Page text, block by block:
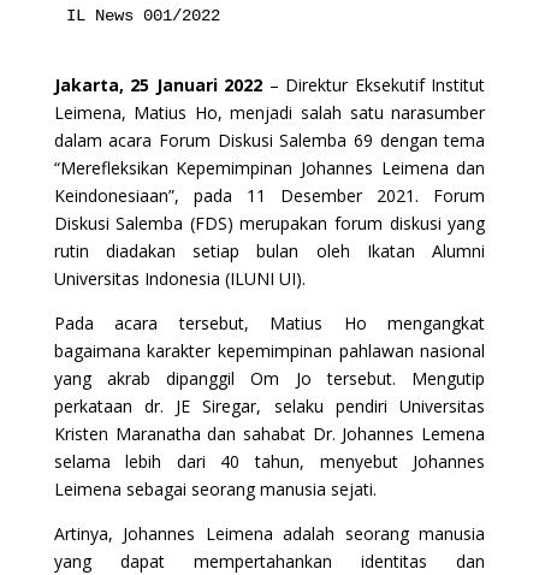
IL News 001/2022
Jakarta, 25 Januari 2022 – Direktur Eksekutif Institut
Leimena, Matius Ho, menjadi salah satu narasumber
dalam acara Forum Diskusi Salemba 69 dengan tema
“Merefleksikan Kepemimpinan Johannes Leimena dan
Keindonesiaan”, pada 11 Desember 2021. Forum
Diskusi Salemba (FDS) merupakan forum diskusi yang
rutin diadakan setiap bulan oleh Ikatan Alumni
Universitas Indonesia (ILUNI UI).
Pada acara tersebut, Matius Ho mengangkat
bagaimana karakter kepemimpinan pahlawan nasional
yang akrab dipanggil Om Jo tersebut. Mengutip
perkataan dr. JE Siregar, selaku pendiri Universitas
Kristen Maranatha dan sahabat Dr. Johannes Lemena
selama lebih dari 40 tahun, menyebut Johannes
Leimena sebagai seorang manusia sejati.
Artinya, Johannes Leimena adalah seorang manusia
yang dapat mempertahankan identitas dan